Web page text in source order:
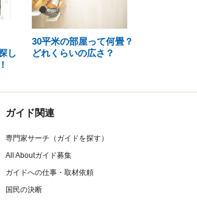
し
30平米の部屋って何畳？
どれくらいの広さ？
ガイド関連
専門家サーチ（ガイドを探す）
All Aboutガイド募集
ガイドへの仕事・取材依頼
国民の決断